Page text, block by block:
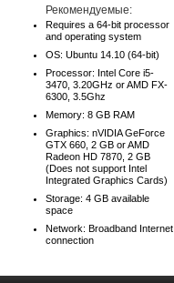
Рекомендуемые:
Requires a 64-bit processor
and operating system
OS: Ubuntu 14.10 (64-bit)
Processor: Intel Core i5-
3470, 3.20GHz or AMD FX-
6300, 3.5Ghz
Memory: 8 GB RAM
Graphics: nVIDIA GeForce
GTX 660, 2 GB or AMD
Radeon HD 7870, 2 GB
(Does not support Intel
Integrated Graphics Cards)
Storage: 4 GB available
space
Network: Broadband Internet
connection